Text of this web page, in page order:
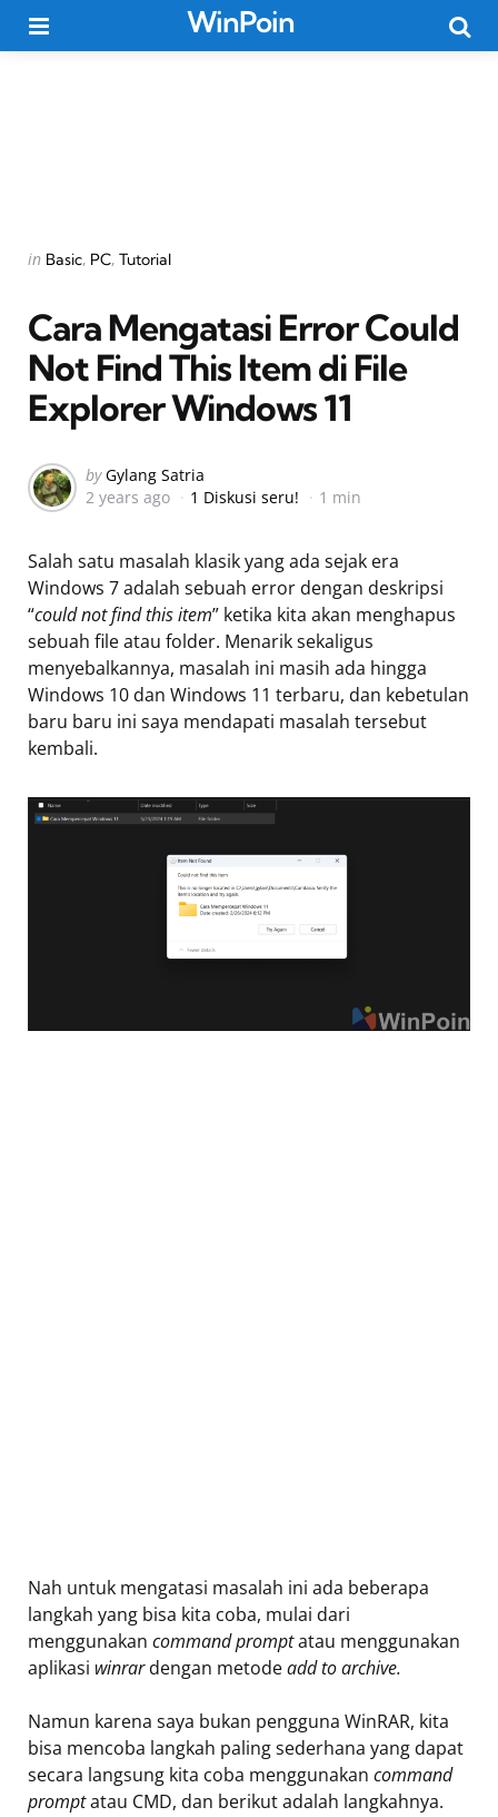
WinPoin
Categories
Posted
in Basic PC Tutorial
Cara Mengatasi Error Could
Not Find This Item di File
Explorer Windows 11
Posted
by
by Gylang Satria
2 years ago
1 Diskusi seru! 1 min
Salah satu masalah klasik yang ada sejak era
Windows 7 adalah sebuah error dengan deskripsi
“could not find this item” ketika kita akan menghapus
sebuah file atau folder. Menarik sekaligus
menyebalkannya, masalah ini masih ada hingga
Windows 10 dan Windows 11 terbaru, dan kebetulan
baru baru ini saya mendapati masalah tersebut
kembali.
Nah untuk mengatasi masalah ini ada beberapa
langkah yang bisa kita coba, mulai dari
menggunakan command promptatau menggunakan
aplikasi winrardengan metodeadd to archive.
Namun karena saya bukan pengguna WinRAR, kita
bisa mencoba langkah paling sederhana yang dapat
secara langsung kita coba menggunakan command
promptatau CMD, dan berikut adalah langkahnya.